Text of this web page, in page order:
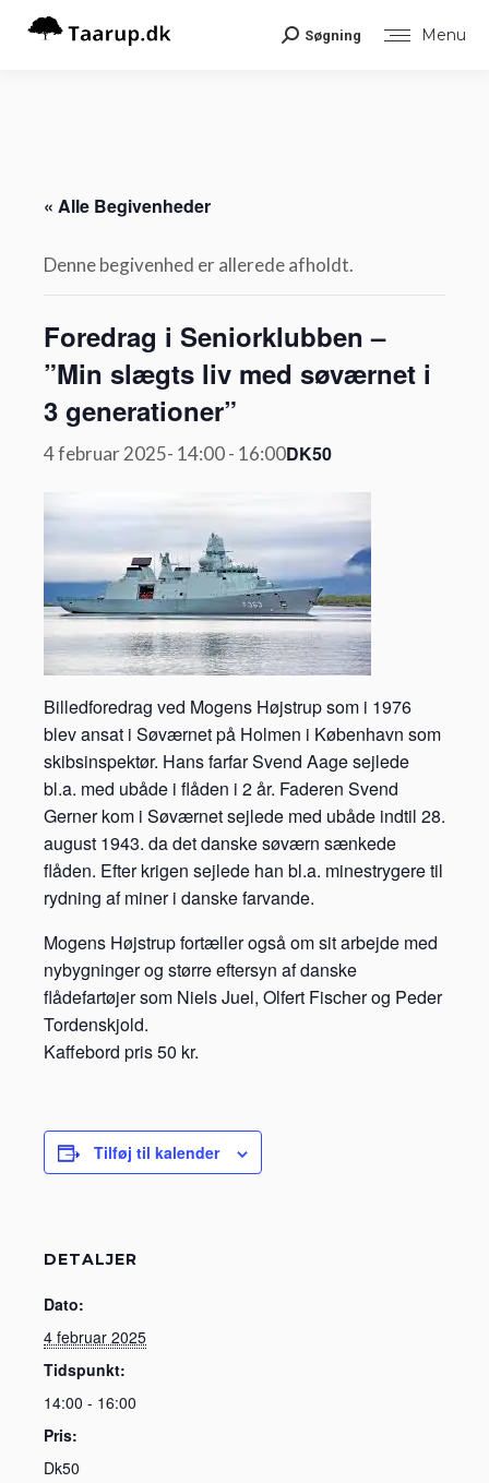
Menu
Search:
Søgning
« Alle Begivenheder
Denne begivenhed er allerede afholdt.
Foredrag i Seniorklubben –
”Min slægts liv med søværnet i
3 generationer”
4 februar 2025- 14:00- 16:00DK50
Billedforedrag ved Mogens Højstrup som i 1976
blev ansat i Søværnet på Holmen i København som
skibsinspektør. Hans farfar Svend Aage sejlede
bl.a. med ubåde i flåden i 2 år. Faderen Svend
Gerner kom i Søværnet sejlede med ubåde indtil 28.
august 1943. da det danske søværn sænkede
flåden. Efter krigen sejlede han bl.a. minestrygere til
rydning af miner i danske farvande.
Mogens Højstrup fortæller også om sit arbejde med
nybygninger og større eftersyn af danske
flådefartøjer som Niels Juel, Olfert Fischer og Peder
Tordenskjold.
Kaffebord pris 50 kr.
Tilføj til kalender
DETALJER
Dato:
4 februar 2025
Tidspunkt:
14:00 - 16:00
Pris:
Dk50